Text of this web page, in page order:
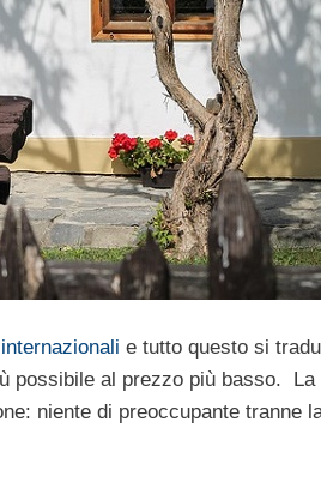
e tutto questo si
possibile al prezzo più basso. La
niente di preoccupante tranne